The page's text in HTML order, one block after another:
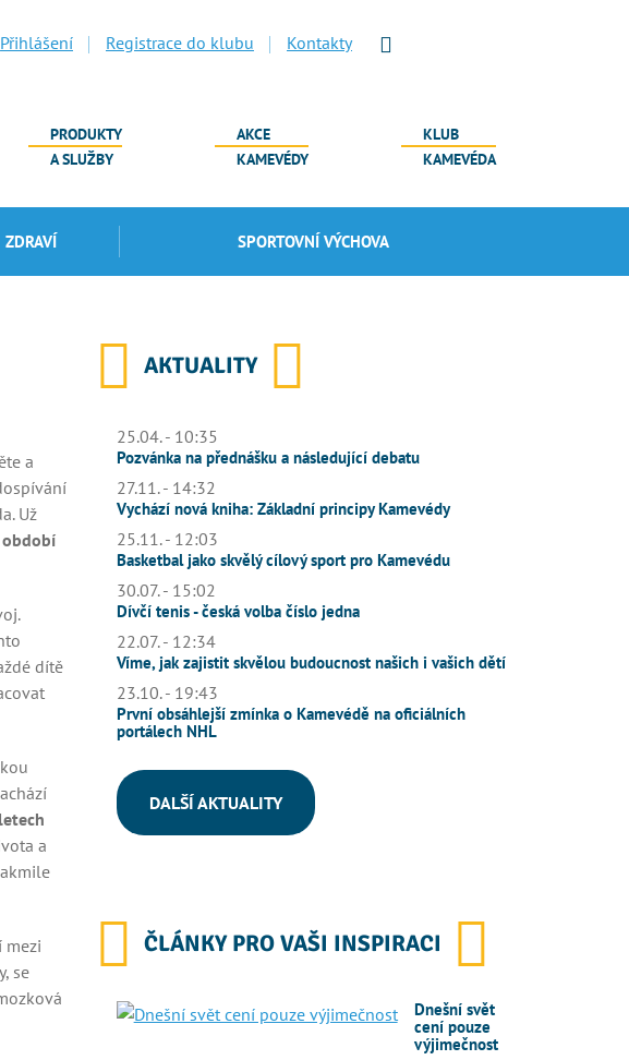
Přihlášení Registrace do klubu Kontakty
PRODUKTY
A SLUŽBY
AKCE
KAMEVÉDY
KLUB
KAMEVÉDA
ZDRAVÍ SPORTOVNÍ VÝCHOVA
a
Už
období
dítě
a
mezi
se
AKTUALITY
25.04. - 10:35
Pozvánka na přednášku a následující debatu
27.11. - 14:32
Vychází nová kniha: Základní principy Kamevédy
25.11. - 12:03
Basketbal jako skvělý cílový sport pro Kamevédu
30.07. - 15:02
Dívčí tenis - česká volba číslo jedna
22.07. - 12:34
Víme, jak zajistit skvělou budoucnost našich i vašich dětí
23.10. - 19:43
První obsáhlejší zmínka o Kamevédě na oficiálních
portálech NHL
DALŠÍ AKTUALITY
ČLÁNKY PRO VAŠI INSPIRACI
Dnešní svět
cení pouze
výjimečnost